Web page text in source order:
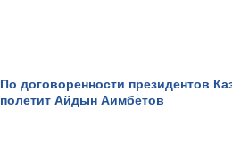
По договоренности президентов
полетит Айдын Аимбетов